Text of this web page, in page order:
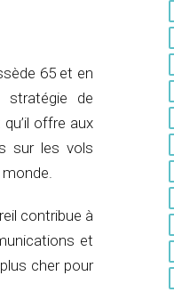
65 et en
de
offre aux
sur les vols
monde.
contribue à
et
cher pour